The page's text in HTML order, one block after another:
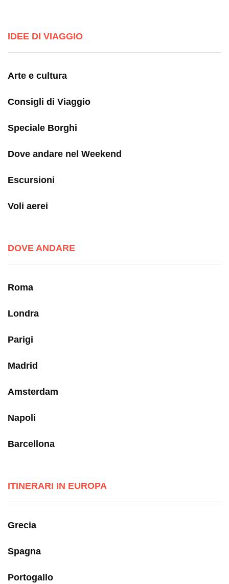
IDEE DI VIAGGIO
Arte e cultura
Consigli di Viaggio
Speciale Borghi
Dove andare nel Weekend
Escursioni
Voli aerei
DOVE ANDARE
Roma
Londra
Parigi
Madrid
Amsterdam
Napoli
Barcellona
ITINERARI IN EUROPA
Grecia
Spagna
Portogallo